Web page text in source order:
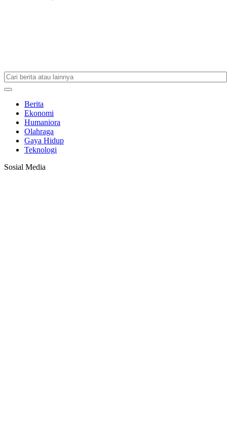
Berita
Ekonomi
Humaniora
Olahraga
Gaya Hidup
Teknologi
Sosial Media